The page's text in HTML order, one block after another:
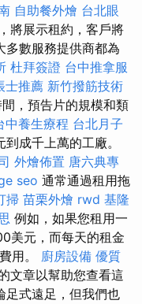
自助餐外燴 台北眼
將展示租約，客戶將
多數服務提供商都為
杜拜簽證 台中推拿服
士推薦 新竹撥筋技術
，預告片的規模和類
中養生療程 台北月子
成千上萬的工廠。
外燴佈置 唐六典專
seo 通常通過租用拖
掃 苗栗外燴 rwd 基隆
例如，如果您租用一
美元，而每天的租金
用。 廚房設備 優質
文章以幫助您查看這
足式遠足，但我們也